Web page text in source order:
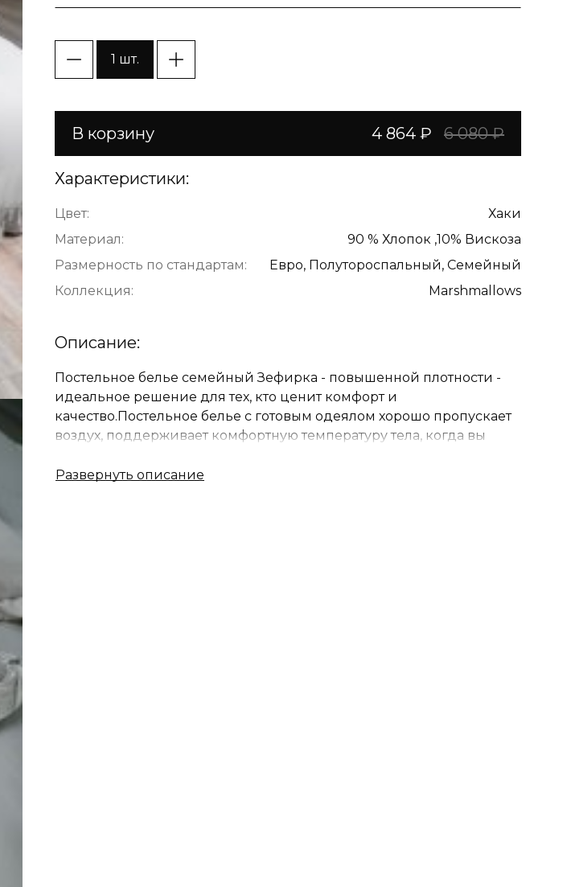
1 шт.
В корзину 4 864 ₽ 6 080 ₽
Характеристики:
Цвет:
Хаки
Материал:
90 % Хлопок ,10% Вискоза
Размерность по стандартам:
Евро, Полутороспальный, Семейный
Коллекция:
Marshmallows
Описание:
Постельное белье семейный Зефирка - повышенной плотности -
идеальное решение для тех, кто ценит комфорт и
качество.Постельное белье с готовым одеялом хорошо пропускает
воздух, поддерживает комфортную температуру тела, когда вы
гигроскопичностью и терморегуляцией, невероятно приятный на